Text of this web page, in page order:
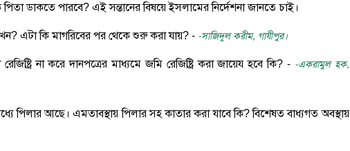
ডাকতে পারবে? এই সন্তানের বিষয়ে ইসলামের নির্দেশনা জানতে চাই।
এটা কি মাগরিবের পর থেকে শুরু করা যায়? - -সাজিদুল করীম, গাযীপুর।
না করে দানপত্রের মাধ্যমে জমি রেজিষ্ট্রি করা জায়েয হবে কি? - -একরামুল হক,
পিলার আছে। এমতাবস্থায় পিলার সহ কাতার করা যাবে কি? বিশেষত বাধ্যগত অবস্থায়